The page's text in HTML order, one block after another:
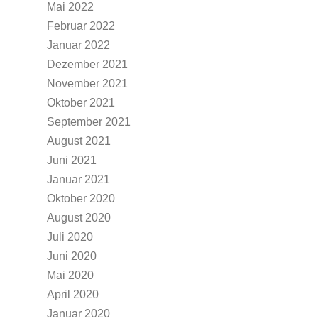
Mai 2022
Februar 2022
Januar 2022
Dezember 2021
November 2021
Oktober 2021
September 2021
August 2021
Juni 2021
Januar 2021
Oktober 2020
August 2020
Juli 2020
Juni 2020
Mai 2020
April 2020
Januar 2020